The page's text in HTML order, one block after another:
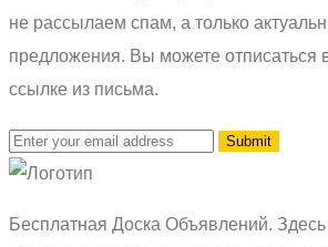
не рассылаем спам, а только
предложения. Вы можете отписаться
ссылке из письма.
Бесплатная Доска Объявлений.